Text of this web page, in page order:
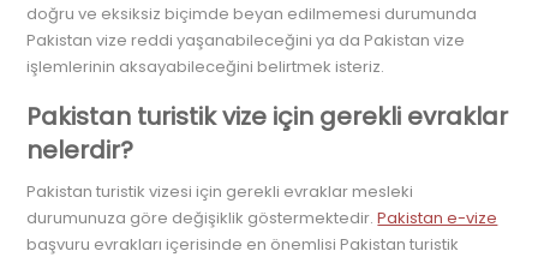
doğru ve eksiksiz biçimde beyan edilmemesi durumunda
Pakistan vize reddi yaşanabileceğini ya da Pakistan vize
işlemlerinin aksayabileceğini belirtmek isteriz.
Pakistan turistik vize için gerekli evraklar
nelerdir?
Pakistan turistik vizesi için gerekli evraklar mesleki
durumunuza göre değişiklik göstermektedir.Pakistan e-vize
başvuru evrakları içerisinde en önemlisi Pakistan turistik